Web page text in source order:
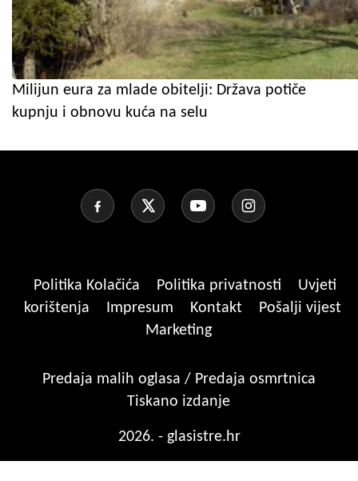
Milijun eura za mlade obitelji: Država potiče
kupnju i obnovu kuća na selu
Politika Kolačića Politika privatnosti
Uvjeti
korištenja
Impresum Kontakt
Pošalji vijest
Marketing
Predaja malih oglasa / Predaja osmrtnica
Tiskano izdanje
2026. - glasistre.hr